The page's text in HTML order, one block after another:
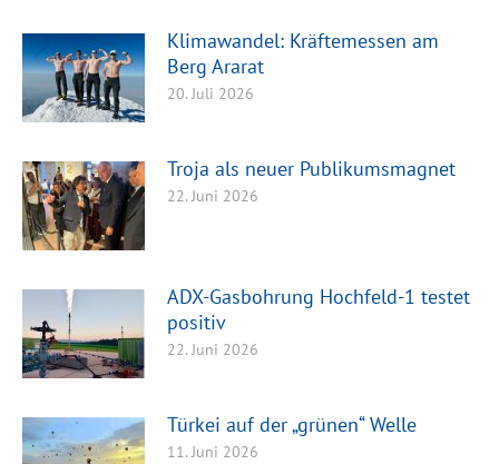
Klimawandel: Kräftemessen am
Berg Ararat
20. Juli 2026
Troja als neuer Publikumsmagnet
22. Juni 2026
ADX-Gasbohrung Hochfeld-1 testet
positiv
22. Juni 2026
Türkei auf der „grünen“ Welle
11. Juni 2026